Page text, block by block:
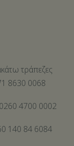
τράπεζες
8630 0068
4700 0002
140 84 6084